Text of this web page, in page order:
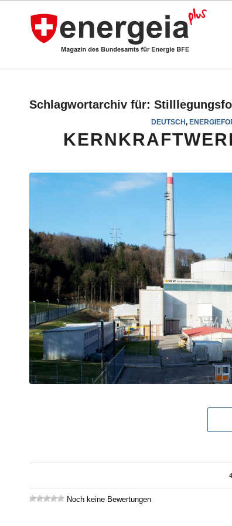
Schlagwortarchiv für:
DEUTSCH,
Noch keine Bewertungen